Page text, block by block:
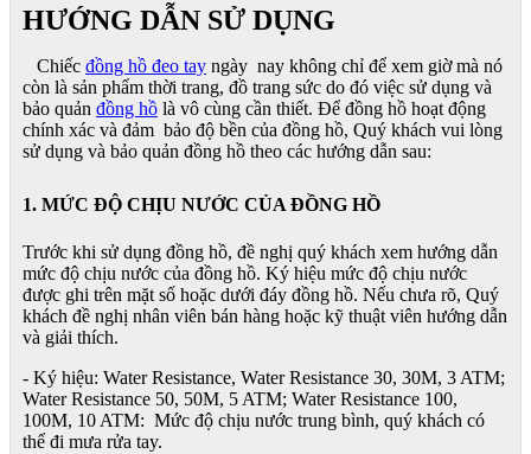
HƯỚNG DẪN SỬ DỤNG
Chiếc đồng hồ đeo tay ngày nay không chỉ để xem giờ mà nó
còn là sản phẩm thời trang, đồ trang sức do đó việc sử dụng và
bảo quản đồng hồ là vô cùng cần thiết. Để đồng hồ hoạt động
chính xác và đảm bảo độ bền của đồng hồ, Quý khách vui lòng
sử dụng và bảo quản đồng hồ theo các hướng dẫn sau:
1. MỨC ĐỘ CHỊU NƯỚC CỦA ĐỒNG HỒ
Trước khi sử dụng đồng hồ, đề nghị quý khách xem hướng dẫn
mức độ chịu nước của đồng hồ. Ký hiệu mức độ chịu nước
được ghi trên mặt số hoặc dưới đáy đồng hồ. Nếu chưa rõ, Quý
khách đề nghị nhân viên bán hàng hoặc kỹ thuật viên hướng dẫn
và giải thích.
- Ký hiệu: Water Resistance, Water Resistance 30, 30M, 3 ATM;
Water Resistance 50, 50M, 5 ATM; Water Resistance 100,
100M, 10 ATM: Mức độ chịu nước trung bình, quý khách có
thể đi mưa rửa tay.